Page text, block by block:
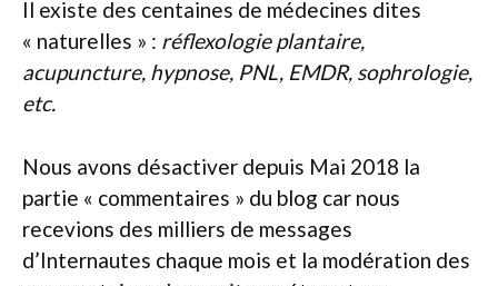
Il existe des centaines de médecines dites
« naturelles » : réflexologie plantaire,
acupuncture, hypnose, PNL, EMDR, sophrologie,
etc.
Nous avons désactiver depuis Mai 2018 la
partie « commentaires » du blog car nous
recevions des milliers de messages
d’Internautes chaque mois et la modération des